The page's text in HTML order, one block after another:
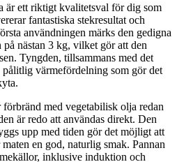
är ett riktigt kvalitetsval för dig som
fantastiska stekresultat och
användningen märks den gedigna
nästan 3 kg, vilket gör att den
Tyngden, tillsammans med det
värmefördelning som gör det
med vegetabilisk olja redan
är redo att användas direkt. Den
upp med tiden gör det möjligt att
en god, naturlig smak. Pannan
inklusive induktion och